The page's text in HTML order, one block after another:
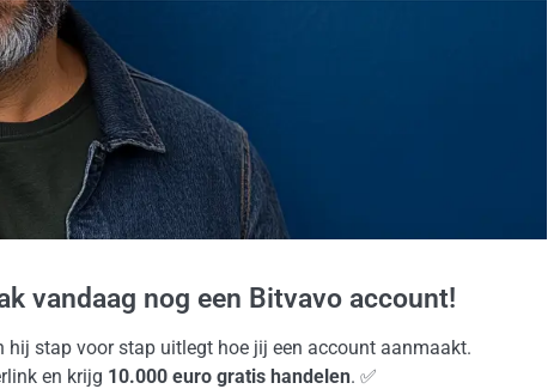
vandaag nog een Bitvavo account!
hij stap voor stap uitlegt hoe jij een account aanmaakt.
en krijg 10.000 euro gratis handelen. ✅